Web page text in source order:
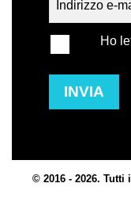
Ho
INVIA
© 2016 - 2026.